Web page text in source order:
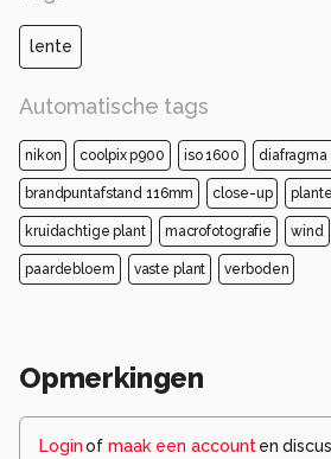
lente
Automatische tags
nikon coolpix p900 iso 1600 diafragma
brandpuntafstand 116mm close-up
kruidachtige plant macrofotografie wind
paardebloem vaste plant verboden
Opmerkingen
Loginof maak een account en